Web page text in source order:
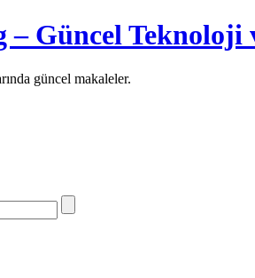
Güncel Teknoloji
güncel makaleler.